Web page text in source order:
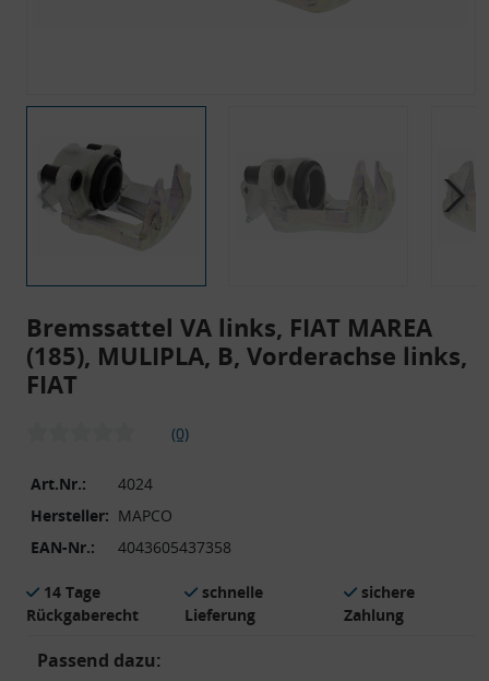
Bremssattel VA links, FIAT MAREA
(185), MULIPLA, B, Vorderachse links,
FIAT
(0)
Art.Nr.:
4024
Hersteller: MAPCO
EAN-Nr.:
4043605437358
14 Tage
Rückgaberecht
schnelle
Lieferung
sichere
Zahlung
Passend dazu: